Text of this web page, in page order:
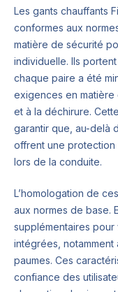
Les gants chauffants
conformes aux
matière de sécurité
individuelle. Ils
chaque paire a été
exigences en matière
et à la déchirure.
garantir que, au-delà
offrent une protection
lors de la conduite.
L’homologation de
aux normes de base.
supplémentaires
intégrées,
paumes. Ces
confiance des